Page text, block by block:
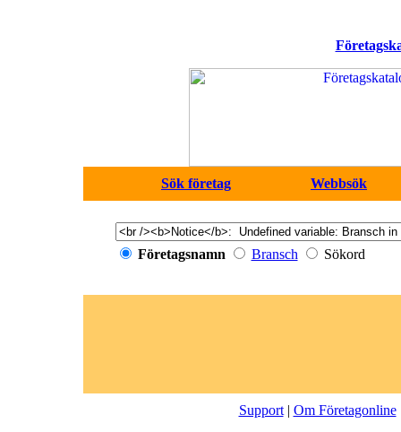
Sök företag Webbsök
Företagsnamn Bransch Sökord
Support| Om Företagonline